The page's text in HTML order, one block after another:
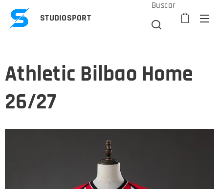
STUDIOSPORT
Buscar
Athletic Bilbao Home
26/27